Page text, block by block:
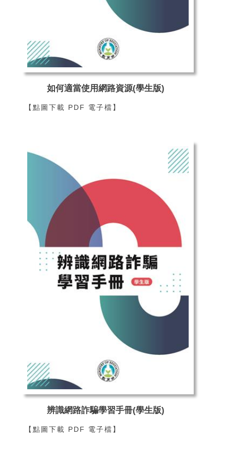
如何適當使用網路資源(學生版)
【點圖下載 PDF 電子檔】
辨識網路詐騙學習手冊(學生版)
【點圖下載 PDF 電子檔】